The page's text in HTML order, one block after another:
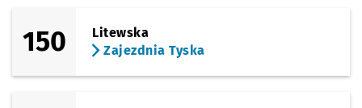
150
Litewska
Zajezdnia Tyska